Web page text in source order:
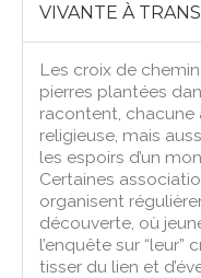
VIVANTE À
Les croix de
pierres plantées
racontent, chacune
religieuse, mais
les espoirs d’un
Certaines
organisent
découverte, où
l’enquête sur
tisser du lien et